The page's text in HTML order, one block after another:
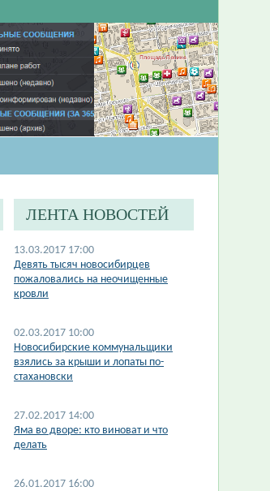
ЛЕНТА НОВОСТЕЙ
13.03.2017 17:00
Девять тысяч новосибирцев
пожаловались на неочищенные
кровли
02.03.2017 10:00
Новосибирские коммунальщики
взялись за крыши и лопаты по-
стахановски
27.02.2017 14:00
Яма во дворе: кто виноват и что
делать
26.01.2017 16:00